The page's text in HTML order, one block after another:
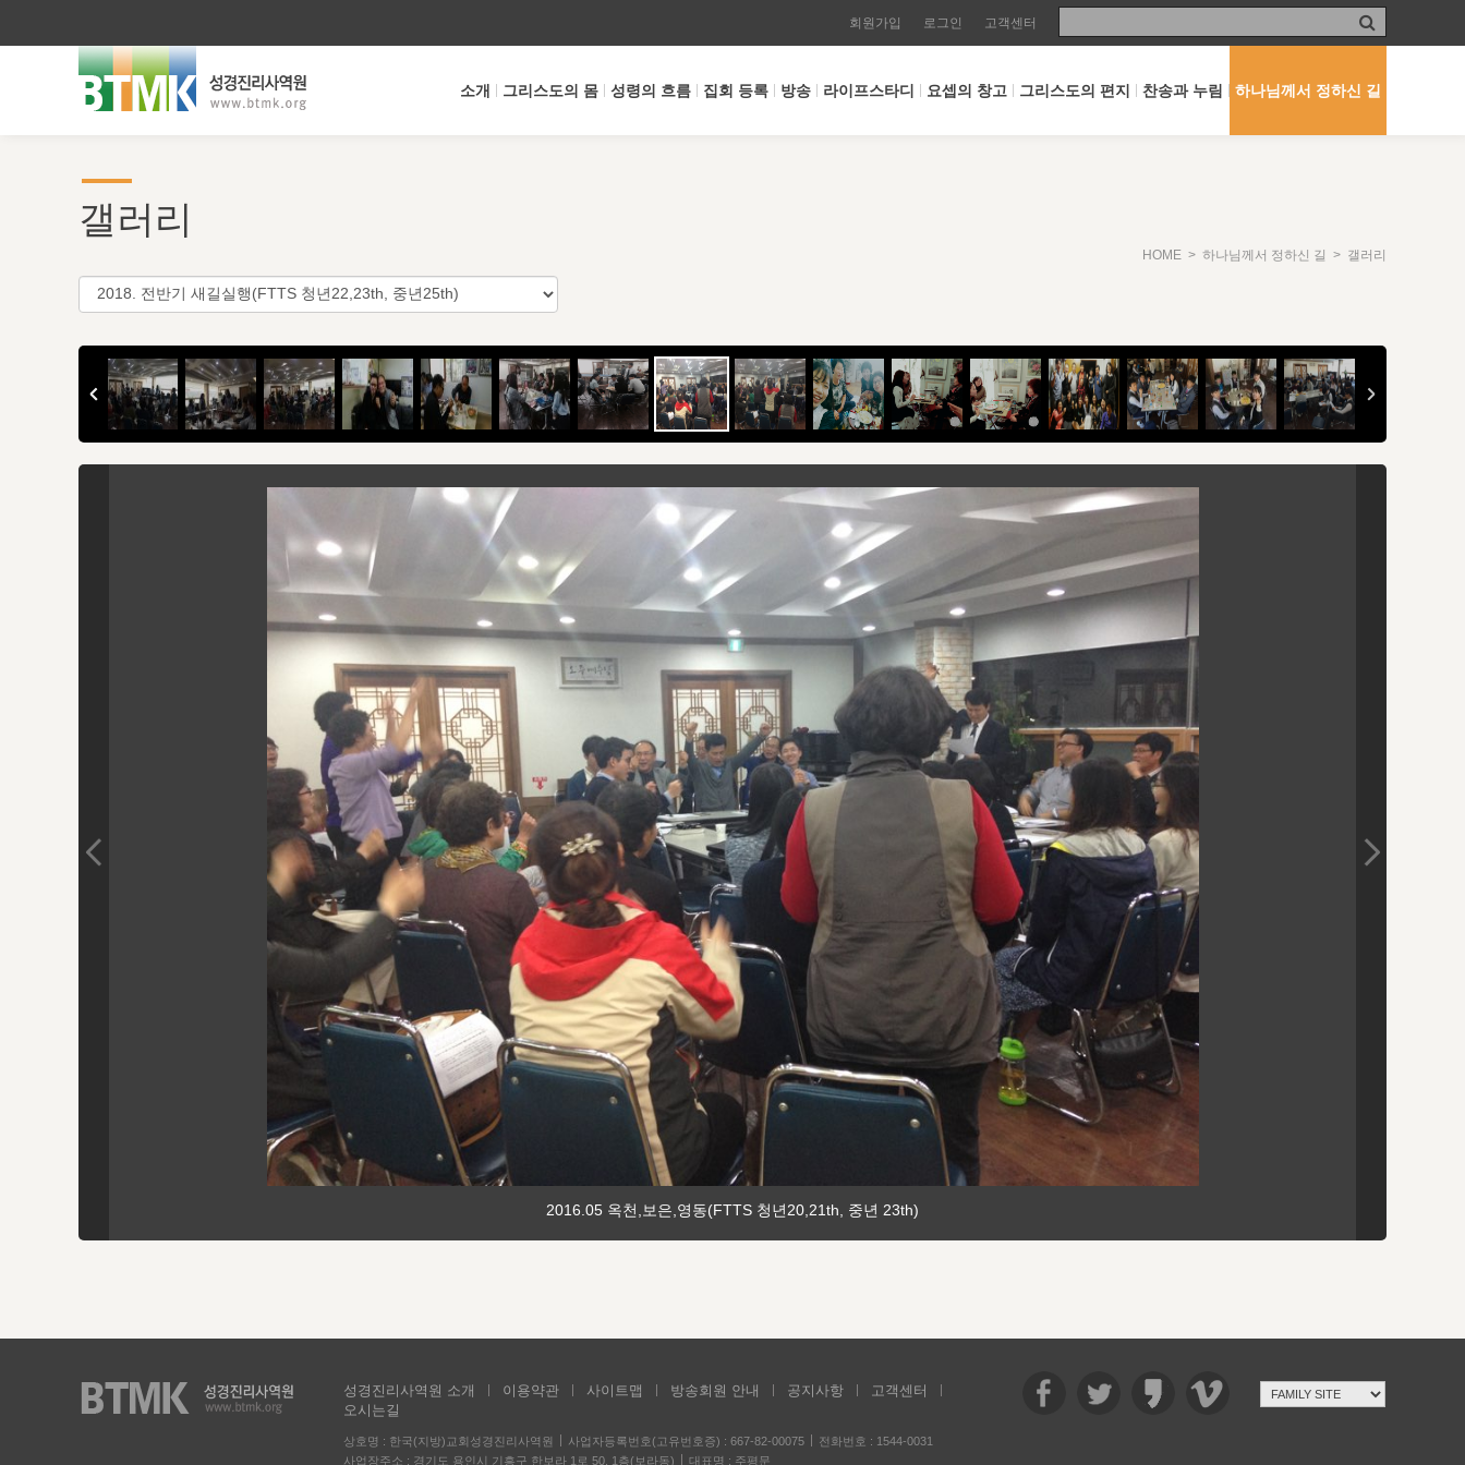
회원가입 로그인 고객센터
소개 그리스도의 몸 성령의 흐름 집회 등록 방송 라이프스타디 요셉의 창고 그리스도의 편지 찬송과 누림 하나님께서 정하신 길
갤러리
HOME > 하나님께서 정하신 길 > 갤러리
2016.05 옥천,보은,영동(FTTS 청년20,21th, 중년 23th)
성경진리사역원 소개 이용약관 사이트맵 방송회원 안내 공지사항
고객센터
오시는길
상호명 : 한국(지방)교회성경진리사역원 사업자등록번호(고유번호증) : 667-82-00075
전화번호 : 1544-0031
사업장주소 : 경기도 용인시 기흥구 한보라 1로 50, 1층(보라동)
대표명 : 주평문